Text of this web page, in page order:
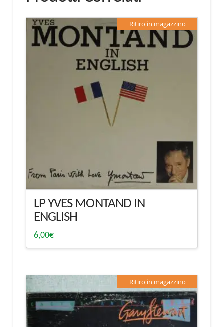
Ritiro in magazzino
LP YVES MONTAND IN
ENGLISH
6,00€
Ritiro in magazzino